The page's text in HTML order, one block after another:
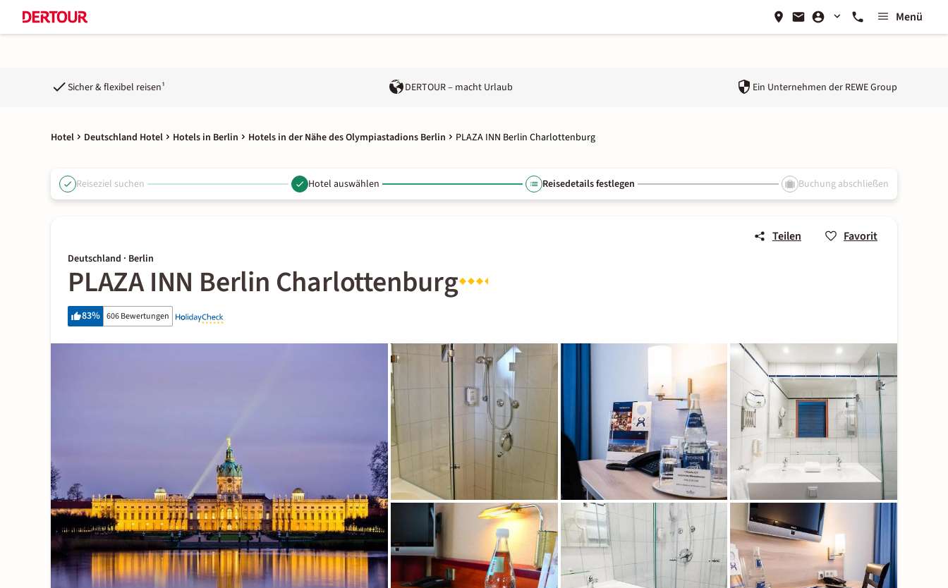
Menü
Sicher & flexibel reisen¹ DERTOUR – macht Urlaub Ein Unternehmen der REWE Group
Hotel Deutschland Hotel Hotels in Berlin Hotels in der Nähe des Olympiastadions Berlin PLAZA INN Berlin Charlottenburg
Reiseziel suchen Hotel auswählen Reisedetails festlegen Buchung abschließen
Teilen Favorit
Deutschland · Berlin
PLAZA INN Berlin Charlottenburg
83% 606 Bewertungen